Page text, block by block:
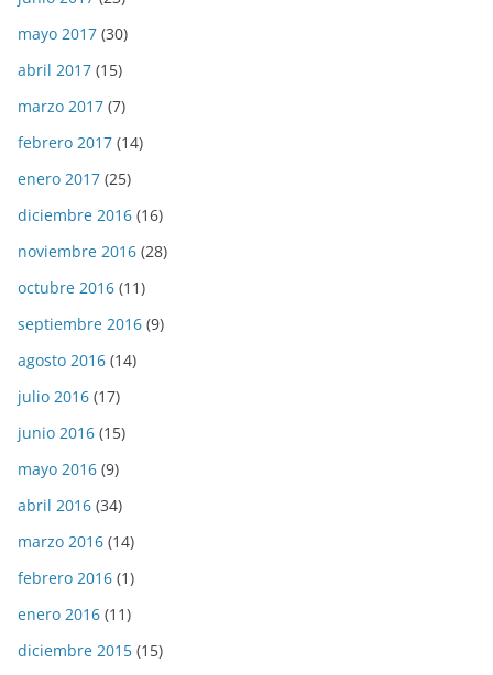
mayo 2017 (30)
abril 2017 (15)
marzo 2017 (7)
febrero 2017 (14)
enero 2017 (25)
diciembre 2016 (16)
noviembre 2016 (28)
octubre 2016 (11)
septiembre 2016 (9)
agosto 2016 (14)
julio 2016 (17)
junio 2016 (15)
mayo 2016 (9)
abril 2016 (34)
marzo 2016 (14)
febrero 2016 (1)
enero 2016 (11)
diciembre 2015 (15)